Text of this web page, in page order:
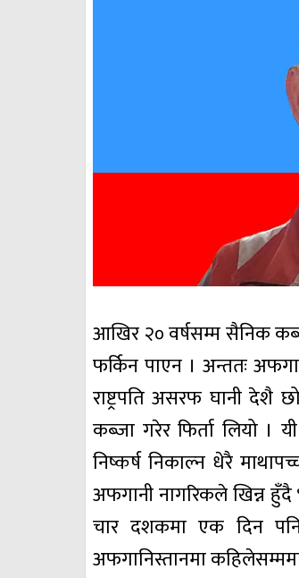
आखिर २० वर्षसम्म सैनिक
फर्किन पाएन । अन्ततः
राष्ट्रपति असरफ घानी देशै
कब्जा गरेर फिर्ता लियो ।
निष्कर्ष निकाल्न धेरै
अफगानी नागरिकले खिन्न हुँदै
चार दशकमा एक दिन पनि
अफगानिस्तानमा